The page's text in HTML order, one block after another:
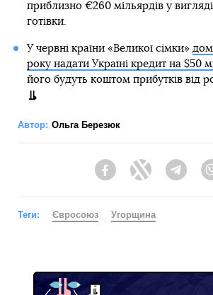
приблизно €260 мільярдів у вигляді
готівки.
У червні країни «Великої сімки»
року надати Україні кредит на $50
його будуть коштом прибутків від
Автор: Ольга Березюк
FacebookTwitter
Теги: Євросоюз Угорщина